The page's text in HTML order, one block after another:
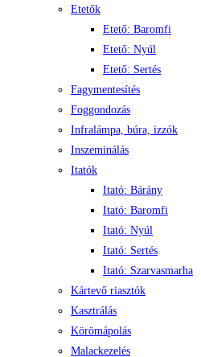
Etetők
Etető: Baromfi
Etető: Nyúl
Etető: Sertés
Fagymentesítés
Foggondozás
Infralámpa, búra, izzók
Inszeminálás
Itatók
Itató: Bárány
Itató: Baromfi
Itató: Nyúl
Itató: Sertés
Itató: Szarvasmarha
Kártevő riasztók
Kasztrálás
Körömápolás
Malackezelés